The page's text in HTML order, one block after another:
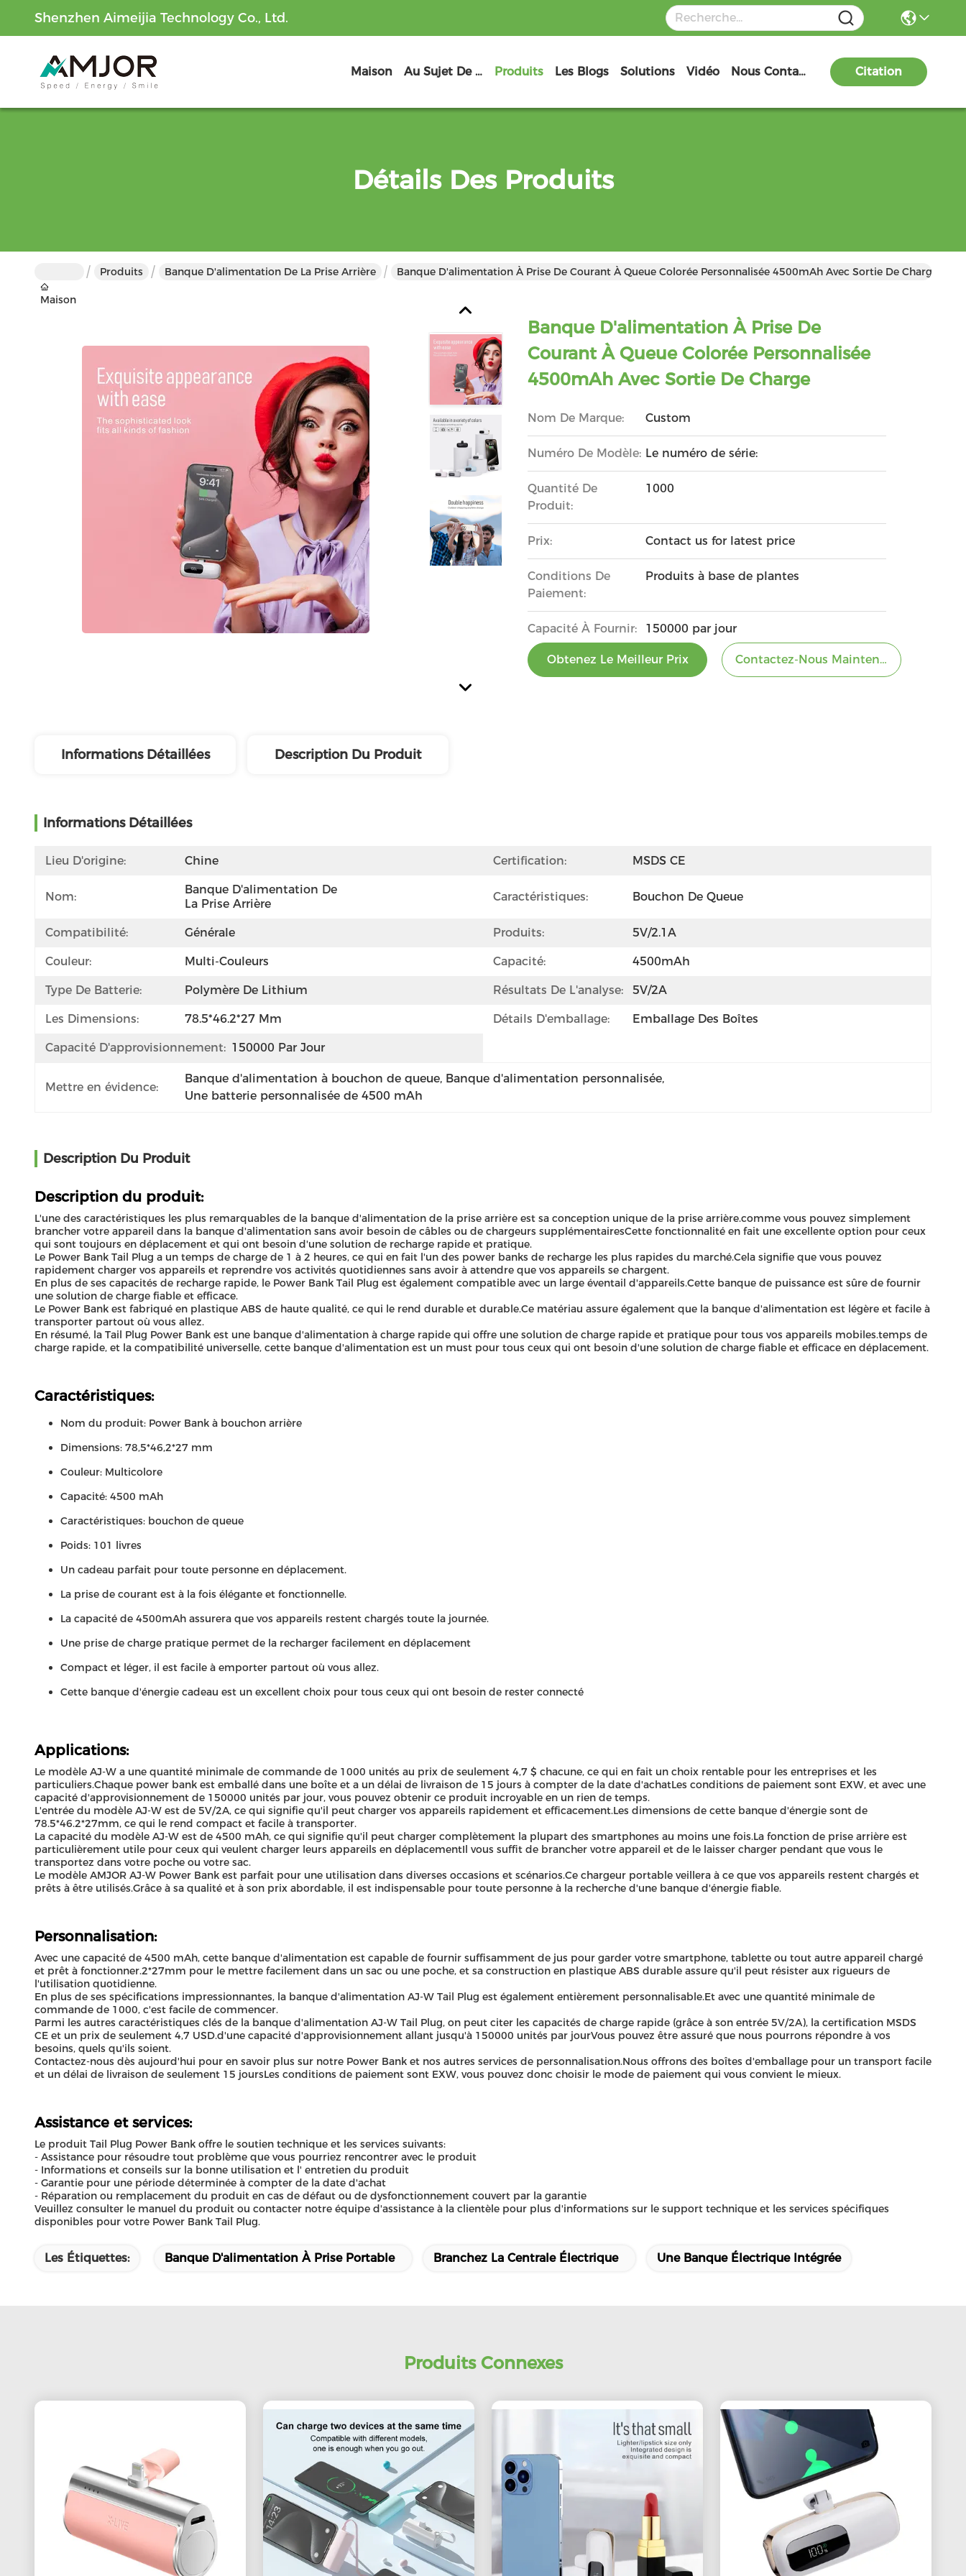
Shenzhen Aimeijia Technology Co., Ltd.
Maison Au Sujet De Nous Produits Les Blogs Solutions Vidéo Nous Contacter Citation
Détails Des Produits
Maison
Produits Banque D'alimentation De La Prise Arrière Banque D'alimentation À Prise De Courant À Queue Colorée Personnalisée 4500mAh Avec Sortie De Charge
Banque D'alimentation À Prise De
Courant À Queue Colorée Personnalisée
4500mAh Avec Sortie De Charge
Nom De Marque: Custom
Numéro De Modèle: Le numéro de série:
Quantité De
Produit:
1000
Prix: Contact us for latest price
Conditions De
Paiement:
Produits à base de plantes
Capacité À Fournir: 150000 par jour
Obtenez Le Meilleur Prix Contactez-Nous Maintenant
Informations Détaillées Description Du Produit
Informations Détaillées
Lieu D'origine: Chine Certification: MSDS CE
Nom:
Banque D'alimentation De
La Prise Arrière
Caractéristiques: Bouchon De Queue
Compatibilité: Générale Produits: 5V/2.1A
Couleur: Multi-Couleurs Capacité: 4500mAh
Type De Batterie: Polymère De Lithium Résultats De L'analyse: 5V/2A
Les Dimensions: 78.5*46.2*27 Mm Détails D'emballage: Emballage Des Boîtes
Capacité D'approvisionnement: 150000 Par Jour
Mettre en évidence:
Banque d'alimentation à bouchon de queue, Banque d'alimentation personnalisée,
Une batterie personnalisée de 4500 mAh
Description Du Produit
Description du produit:
L'une des caractéristiques les plus remarquables de la banque d'alimentation de la prise arrière est sa conception unique de la prise arrière.comme vous pouvez simplement
brancher votre appareil dans la banque d'alimentation sans avoir besoin de câbles ou de chargeurs supplémentairesCette fonctionnalité en fait une excellente option pour ceux
qui sont toujours en déplacement et qui ont besoin d'une solution de recharge rapide et pratique.
Le Power Bank Tail Plug a un temps de charge de 1 à 2 heures, ce qui en fait l'un des power banks de recharge les plus rapides du marché.Cela signifie que vous pouvez
rapidement charger vos appareils et reprendre vos activités quotidiennes sans avoir à attendre que vos appareils se chargent.
En plus de ses capacités de recharge rapide, le Power Bank Tail Plug est également compatible avec un large éventail d'appareils.Cette banque de puissance est sûre de fournir
une solution de charge fiable et efficace.
Le Power Bank est fabriqué en plastique ABS de haute qualité, ce qui le rend durable et durable.Ce matériau assure également que la banque d'alimentation est légère et facile à
transporter partout où vous allez.
En résumé, la Tail Plug Power Bank est une banque d'alimentation à charge rapide qui offre une solution de charge rapide et pratique pour tous vos appareils mobiles.temps de
charge rapide, et la compatibilité universelle, cette banque d'alimentation est un must pour tous ceux qui ont besoin d'une solution de charge fiable et efficace en déplacement.
Caractéristiques:
Nom du produit: Power Bank à bouchon arrière
Dimensions: 78,5*46,2*27 mm
Couleur: Multicolore
Capacité: 4500 mAh
Caractéristiques: bouchon de queue
Poids: 101 livres
Un cadeau parfait pour toute personne en déplacement.
La prise de courant est à la fois élégante et fonctionnelle.
La capacité de 4500mAh assurera que vos appareils restent chargés toute la journée.
Une prise de charge pratique permet de la recharger facilement en déplacement
Compact et léger, il est facile à emporter partout où vous allez.
Cette banque d'énergie cadeau est un excellent choix pour tous ceux qui ont besoin de rester connecté
Applications:
Le modèle AJ-W a une quantité minimale de commande de 1000 unités au prix de seulement 4,7 $ chacune, ce qui en fait un choix rentable pour les entreprises et les
particuliers.Chaque power bank est emballé dans une boîte et a un délai de livraison de 15 jours à compter de la date d'achatLes conditions de paiement sont EXW, et avec une
capacité d'approvisionnement de 150000 unités par jour, vous pouvez obtenir ce produit incroyable en un rien de temps.
L'entrée du modèle AJ-W est de 5V/2A, ce qui signifie qu'il peut charger vos appareils rapidement et efficacement.Les dimensions de cette banque d'énergie sont de
78.5*46.2*27mm, ce qui le rend compact et facile à transporter.
La capacité du modèle AJ-W est de 4500 mAh, ce qui signifie qu'il peut charger complètement la plupart des smartphones au moins une fois.La fonction de prise arrière est
particulièrement utile pour ceux qui veulent charger leurs appareils en déplacementIl vous suffit de brancher votre appareil et de le laisser charger pendant que vous le
transportez dans votre poche ou votre sac.
Le modèle AMJOR AJ-W Power Bank est parfait pour une utilisation dans diverses occasions et scénarios.Ce chargeur portable veillera à ce que vos appareils restent chargés et
prêts à être utilisés.Grâce à sa qualité et à son prix abordable, il est indispensable pour toute personne à la recherche d'une banque d'énergie fiable.
Personnalisation:
Avec une capacité de 4500 mAh, cette banque d'alimentation est capable de fournir suffisamment de jus pour garder votre smartphone, tablette ou tout autre appareil chargé
et prêt à fonctionner.2*27mm pour le mettre facilement dans un sac ou une poche, et sa construction en plastique ABS durable assure qu'il peut résister aux rigueurs de
l'utilisation quotidienne.
En plus de ses spécifications impressionnantes, la banque d'alimentation AJ-W Tail Plug est également entièrement personnalisable.Et avec une quantité minimale de
commande de 1000, c'est facile de commencer.
Parmi les autres caractéristiques clés de la banque d'alimentation AJ-W Tail Plug, on peut citer les capacités de charge rapide (grâce à son entrée 5V/2A), la certification MSDS
CE et un prix de seulement 4,7 USD.d'une capacité d'approvisionnement allant jusqu'à 150000 unités par jourVous pouvez être assuré que nous pourrons répondre à vos
besoins, quels qu'ils soient.
Contactez-nous dès aujourd'hui pour en savoir plus sur notre Power Bank et nos autres services de personnalisation.Nous offrons des boîtes d'emballage pour un transport facile
et un délai de livraison de seulement 15 joursLes conditions de paiement sont EXW, vous pouvez donc choisir le mode de paiement qui vous convient le mieux.
Assistance et services:
Le produit Tail Plug Power Bank offre le soutien technique et les services suivants:
- Assistance pour résoudre tout problème que vous pourriez rencontrer avec le produit
- Informations et conseils sur la bonne utilisation et l' entretien du produit
- Garantie pour une période déterminée à compter de la date d'achat
- Réparation ou remplacement du produit en cas de défaut ou de dysfonctionnement couvert par la garantie
Veuillez consulter le manuel du produit ou contacter notre équipe d'assistance à la clientèle pour plus d'informations sur le support technique et les services spécifiques
disponibles pour votre Power Bank Tail Plug.
Les Étiquettes: Banque D'alimentation À Prise Portable Branchez La Centrale Électrique Une Banque Électrique Intégrée
Produits Connexes